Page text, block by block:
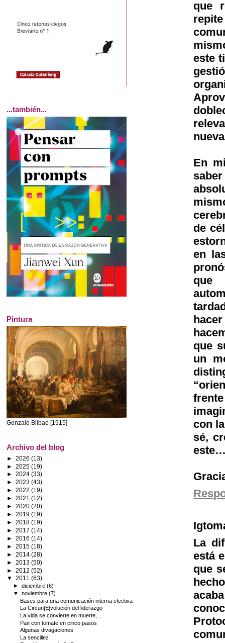
que
este
En
de
en
que
que
un
con
sé,
La
está
que
...también...
Pintura
Gonzalo Bilbao [1915]
Archivo del blog
► 2026 (13)
► 2025 (19)
► 2024 (33)
► 2023 (43)
► 2022 (19)
► 2021 (12)
► 2020 (20)
► 2019 (19)
► 2018 (19)
► 2017 (14)
► 2016 (14)
► 2015 (18)
► 2014 (28)
► 2013 (50)
► 2012 (52)
▼ 2011 (63)
►diciembre(6)
▼noviembre(7)
Bases para una comunicación interna efectiva
La Circun[E]volución del liderazgo
La vida se convierte en muerte,…
Pan con tomate en cinco pasos
Algunas divagaciones
La sencillez